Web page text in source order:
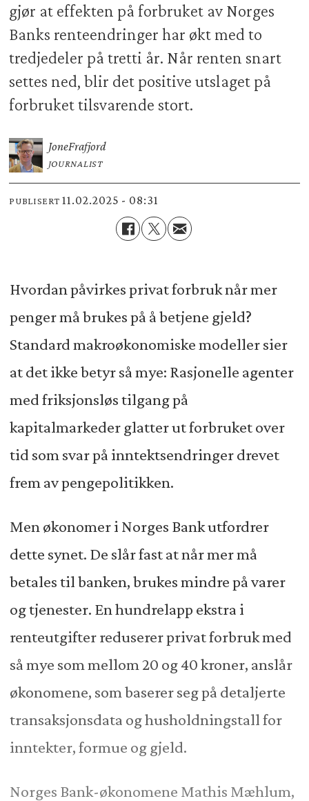
gjør at effekten på forbruket av Norges
Banks renteendringer har økt med to
tredjedeler på tretti år. Når renten snart
settes ned, blir det positive utslaget på
forbruket tilsvarende stort.
JoneFrafjord
JOURNALIST
PUBLISERT 11.02.2025 - 08:31
Hvordan påvirkes privat forbruk når mer
penger må brukes på å betjene gjeld?
Standard makroøkonomiske modeller sier
at det ikke betyr så mye: Rasjonelle agenter
med friksjonsløs tilgang på
kapitalmarkeder glatter ut forbruket over
tid som svar på inntektsendringer drevet
frem av pengepolitikken.
Men økonomer i Norges Bank utfordrer
dette synet. De slår fast at når mer må
betales til banken, brukes mindre på varer
og tjenester. En hundrelapp ekstra i
renteutgifter reduserer privat forbruk med
så mye som mellom 20 og 40 kroner, anslår
økonomene, som baserer seg på detaljerte
transaksjonsdata og husholdningstall for
inntekter, formue og gjeld.
Norges Bank-økonomene Mathis Mæhlum,